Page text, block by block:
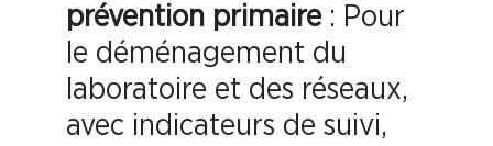
prévention primaire: Pour
le déménagement du
laboratoire et des réseaux,
avec indicateurs de suivi,